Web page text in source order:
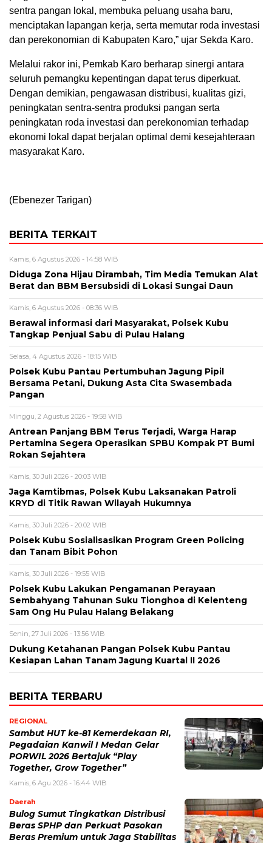
sentra pangan lokal, membuka peluang usaha baru,
menciptakan lapangan kerja, serta memutar roda investasi
dan perekonomian di Kabupaten Karo,” ujar Sekda Karo.
Melalui rakor ini, Pemkab Karo berharap sinergi antara
seluruh pemangku kepentingan dapat terus diperkuat.
Dengan demikian, pengawasan distribusi, kualitas gizi,
peningkatan sentra-sentra produksi pangan serta
peningkatan roda investasi dan perekonomian terhadap
ekonomi lokal dapat berjalan optimal demi kesejahteraan
masyarakat Karo.
(Ebenezer Tarigan)
BERITA TERKAIT
Kamis, 6 Agustus 2026 - 14:58 WIB
Diduga Zona Hijau Dirambah, Tim Media Temukan Alat
Berat dan BBM Bersubsidi di Lokasi Sungai Daun
Kamis, 6 Agustus 2026 - 08:36 WIB
Berawal informasi dari Masyarakat, Polsek Kubu
Tangkap Penjual Sabu di Pulau Halang
Selasa, 4 Agustus 2026 - 18:15 WIB
Polsek Kubu Pantau Pertumbuhan Jagung Pipil
Bersama Petani, Dukung Asta Cita Swasembada
Pangan
Minggu, 2 Agustus 2026 - 19:58 WIB
Antrean Panjang BBM Terus Terjadi, Warga Harap
Pertamina Segera Operasikan SPBU Kompak PT Bumi
Rokan Sejahtera
Kamis, 30 Juli 2026 - 20:03 WIB
Jaga Kamtibmas, Polsek Kubu Laksanakan Patroli
KRYD di Titik Rawan Wilayah Hukumnya
Kamis, 30 Juli 2026 - 20:02 WIB
Polsek Kubu Sosialisasikan Program Green Policing
dan Tanam Bibit Pohon
Kamis, 30 Juli 2026 - 19:55 WIB
Polsek Kubu Lakukan Pengamanan Perayaan
Sembahyang Tahunan Suku Tionghoa di Kelenteng
Sam Ong Hu Pulau Halang Belakang
Senin, 27 Juli 2026 - 13:56 WIB
Dukung Ketahanan Pangan Polsek Kubu Pantau
Kesiapan Lahan Tanam Jagung Kuartal II 2026
BERITA TERBARU
REGIONAL
Sambut HUT ke-81 Kemerdekaan RI,
Pegadaian Kanwil I Medan Gelar
PORWIL 2026 Bertajuk “Play
Together, Grow Together”
Kamis, 6 Agu 2026 - 16:44 WIB
Daerah
Bulog Sumut Tingkatkan Distribusi
Beras SPHP dan Perkuat Pasokan
Beras Premium untuk Jaga Stabilitas